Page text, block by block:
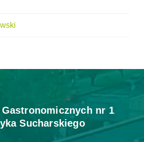
Gastronomicznych nr 1
Sucharskiego